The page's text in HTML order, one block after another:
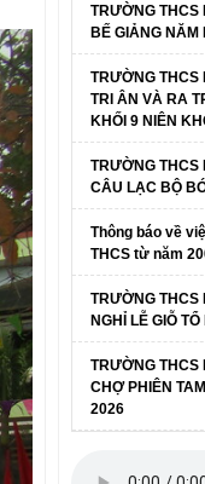
TRƯỜNG THCS
BẾ GIẢNG NĂM
TRƯỜNG THCS
TRI ÂN VÀ RA
KHỐI 9 NIÊN
TRƯỜNG THCS
CÂU LẠC BỘ
Thông báo về
THCS từ năm
TRƯỜNG THCS
NGHỈ LỄ GIỖ
TRƯỜNG THCS
CHỢ PHIÊN
2026